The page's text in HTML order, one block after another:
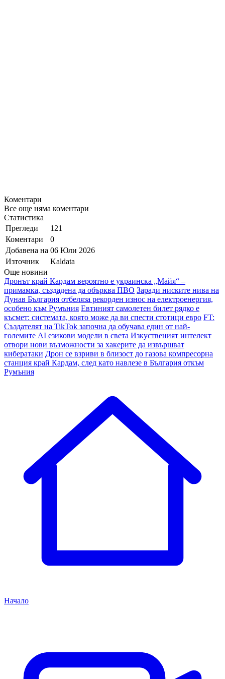
Коментари
Все още няма коментари
Статистика
Прегледи
121
Коментари
0
Добавена на 06 Юли 2026
Източник
Kaldata
Още новини
Дронът край Кардам вероятно е украинска „Майя“ –
примамка, създадена да обърква ПВО Заради ниските нива на
Дунав България отбеляза рекорден износ на електроенергия,
особено към Румъния Евтиният самолетен билет рядко е
късмет: системата, която може да ви спести стотици евро FT:
Създателят на TikTok започна да обучава един от най-
големите AI езикови модели в света Изкуственият интелект
отвори нови възможности за хакерите да извършват
кибератаки Дрон се взриви в близост до газова компресорна
станция край Кардам, след като навлезе в България откъм
Румъния
Начало